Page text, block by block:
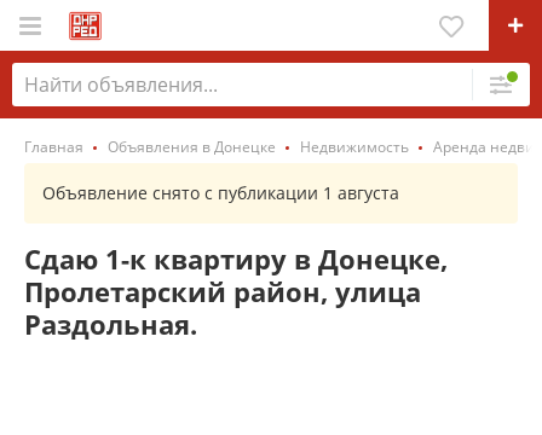
Главная Объявления в Донецке Недвижимость Аренда
Объявление снято с публикации 1 августа
Сдаю 1-к квартиру в Донецке,
Пролетарский район, улица
Раздольная.